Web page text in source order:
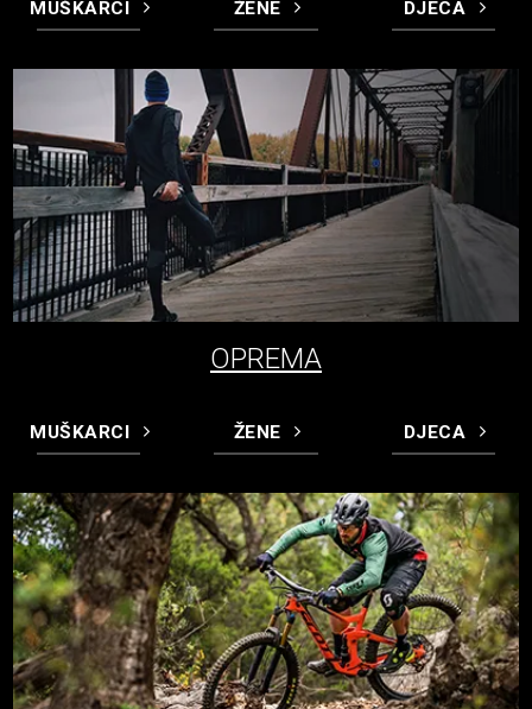
MUŠKARCI ŽENE DJECA
OPREMA
MUŠKARCI ŽENE DJECA